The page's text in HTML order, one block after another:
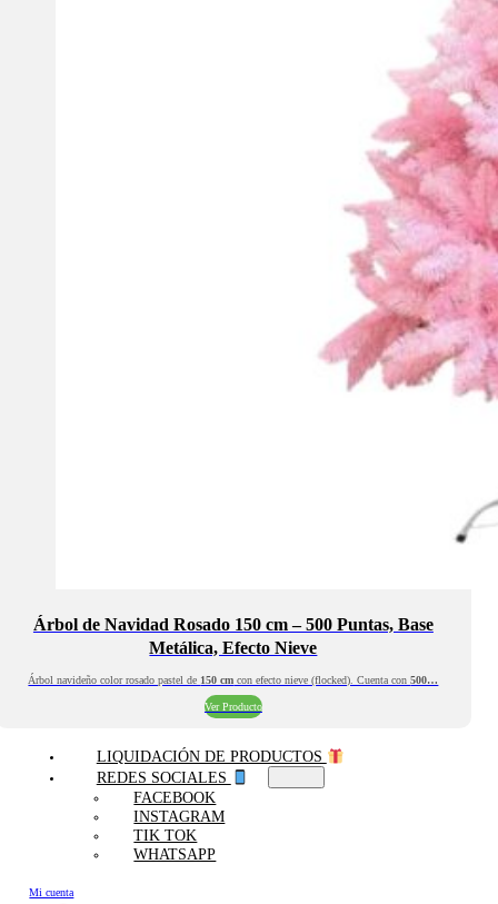
Árbol de Navidad Rosado 150 cm – 500 Puntas, Base
Metálica, Efecto Nieve
Árbol navideño color rosado pastel de 150 cm con efecto nieve (flocked). Cuenta con500…
Ver Producto
LIQUIDACIÓN DE PRODUCTOS
REDES SOCIALES
FACEBOOK
INSTAGRAM
TIK TOK
WHATSAPP
Mi cuenta